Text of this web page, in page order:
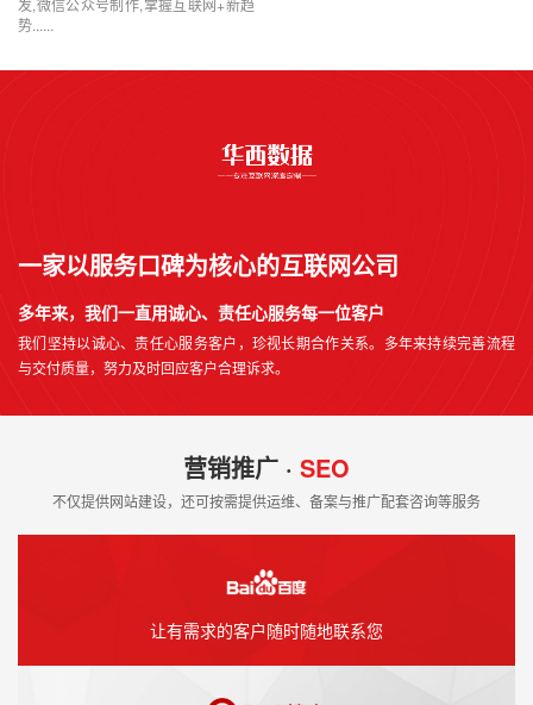
发,微信公众号制作,掌握互联网+新趋
势......
一家以服务口碑为核心的互联网公司
多年来，我们一直用诚心、责任心服务每一位客户
我们坚持以诚心、责任心服务客户，珍视长期合作关系。多年来持续完善流程
与交付质量，努力及时回应客户合理诉求。
营销推广 · SEO
不仅提供网站建设，还可按需提供运维、备案与推广配套咨询等服务
让有需求的客户随时随地联系您